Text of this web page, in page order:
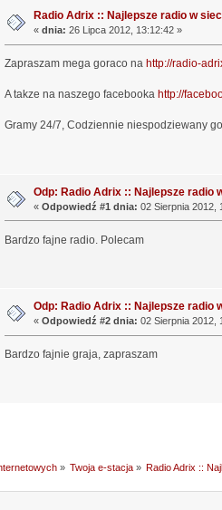
Radio Adrix :: Najlepsze radio w
« dnia: 26 Lipca 2012, 13:12:42 »
Zapraszam mega goraco na http://radio-
A takze na naszego facebooka http://
Gramy 24/7, Codziennie niespodziewany
Odp: Radio Adrix :: Najlepsze radio
« Odpowiedź #1 dnia: 02 Sierpnia 2012,
Bardzo fajne radio. Polecam
Odp: Radio Adrix :: Najlepsze radio
« Odpowiedź #2 dnia: 02 Sierpnia 2012,
Bardzo fajnie graja, zapraszam
» Twoja e-stacja» Radio Adrix ::